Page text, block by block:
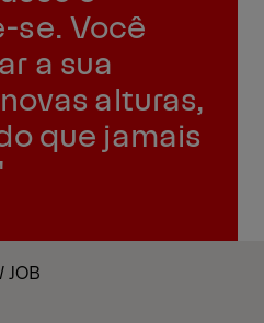
se. Você
a sua
alturas,
que jamais
JOB